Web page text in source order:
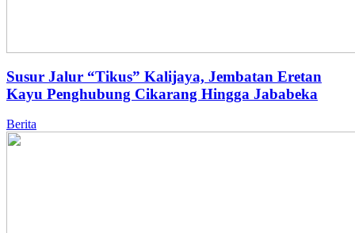
Susur Jalur “Tikus” Kalijaya, Jembatan Eretan
Kayu Penghubung Cikarang Hingga Jababeka
Berita